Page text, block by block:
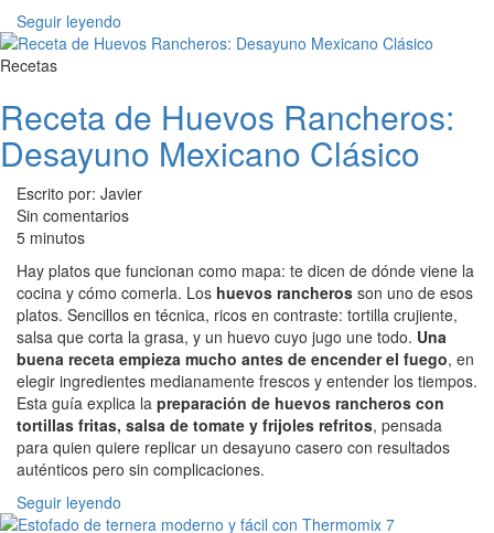
Seguir leyendo
Recetas
Receta de Huevos Rancheros:
Desayuno Mexicano Clásico
Escrito por: Javier
Sin comentarios
5 minutos
Hay platos que funcionan como mapa: te dicen de dónde viene la
cocina y cómo comerla. Los huevos rancheros son uno de esos
platos. Sencillos en técnica, ricos en contraste: tortilla crujiente,
salsa que corta la grasa, y un huevo cuyo jugo une todo. Una
buena receta empieza mucho antes de encender el fuego, en
elegir ingredientes medianamente frescos y entender los tiempos.
Esta guía explica la preparación de huevos rancheros con
tortillas fritas, salsa de tomate y frijoles refritos, pensada
para quien quiere replicar un desayuno casero con resultados
auténticos pero sin complicaciones.
Seguir leyendo